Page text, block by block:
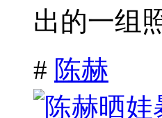
出的一组
# 陈赫